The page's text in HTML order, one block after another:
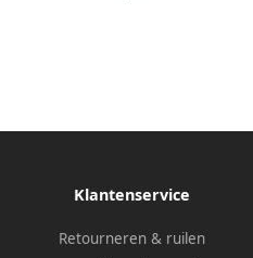
Klantenservice
Retourneren & ruilen